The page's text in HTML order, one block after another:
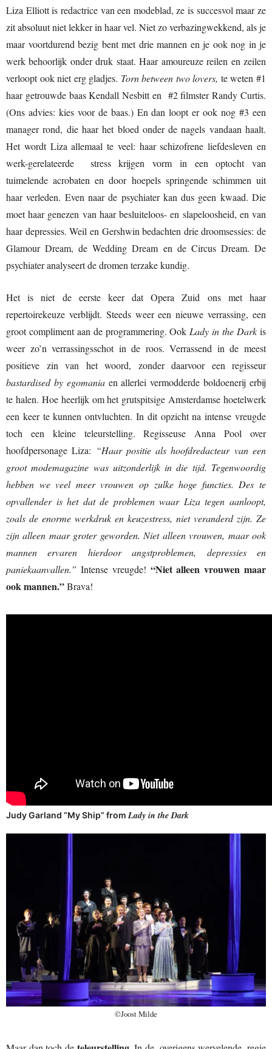
Liza Elliott is redactrice van een modeblad, ze is succesvol maar ze
zit absoluut niet lekker in haar vel. Niet zo verbazingwekkend, als je
maar voortdurend bezig bent met drie mannen en je ook nog in je
werk behoorlijk onder druk staat. Haar amoureuze reilen en zeilen
verloopt ook niet erg gladjes. Torn between two lovers, te weten #1
haar getrouwde baas Kendall Nesbitt en #2 filmster Randy Curtis.
(Ons advies: kies voor de baas.) En dan loopt er ook nog #3 een
manager rond, die haar het bloed onder de nagels vandaan haalt.
Het wordt Liza allemaal te veel: haar schizofrene liefdesleven en
werk-gerelateerde stress krijgen vorm in een optocht van
tuimelende acrobaten en door hoepels springende schimmen uit
haar verleden. Even naar de psychiater kan dus geen kwaad. Die
moet haar genezen van haar besluiteloos- en slapeloosheid, en van
haar depressies. Weil en Gershwin bedachten drie droomsessies: de
Glamour Dream, de Wedding Dream en de Circus Dream. De
psychiater analyseert de dromen terzake kundig.
Het is niet de eerste keer dat Opera Zuid ons met haar
repertoirekeuze verblijdt. Steeds weer een nieuwe verrassing, een
groot compliment aan de programmering. Ook Lady in the Dark is
weer zo’n verrassingsschot in de roos. Verrassend in de meest
positieve zin van het woord, zonder daarvoor een regisseur
bastardised by egomaniaen allerlei vermodderde boldoenerij erbij
te halen. Hoe heerlijk om het grutspitsige Amsterdamse hoetelwerk
een keer te kunnen ontvluchten. In dit opzicht na intense vreugde
toch een kleine teleurstelling. Regisseuse Anna Pool over
hoofdpersonage Liza: “Haar positie als hoofdredacteur van een
groot modemagazine was uitzonderlijk in die tijd. Tegenwoordig
hebben we veel meer vrouwen op zulke hoge functies. Des te
opvallender is het dat de problemen waar Liza tegen aanloopt,
zoals de enorme werkdruk en keuzestress, niet veranderd zijn. Ze
zijn alleen maar groter geworden. Niet alleen vrouwen, maar ook
mannen ervaren hierdoor angstproblemen, depressies en
paniekaanvallen.” Intense vreugde! “Niet alleen vrouwen maar
ook mannen.”Brava!
Judy Garland “My Ship” from Lady in the Dark
©Joost Milde